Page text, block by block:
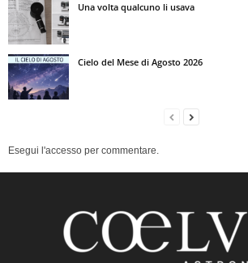
Una volta qualcuno li usava
Cielo del Mese di Agosto 2026
Esegui l'accesso per commentare.